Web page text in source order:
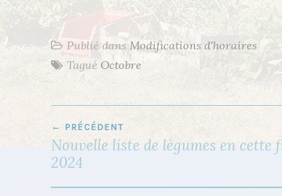
Publié dans Modifications d'horaires
Tagué Octobre
N
A
V
PRÉCÉDENT
Nouvelle liste de légumes en cette
2024